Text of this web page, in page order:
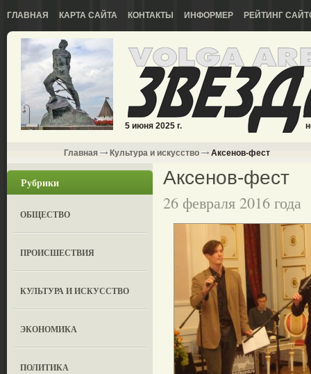
ГЛАВНАЯ КАРТА САЙТА КОНТАКТЫ ИНФОРМЕР РЕЙТИНГ
5 июня 2025 г.
Главная Культура и искусство Аксенов-фест
Рубрики
ОБЩЕСТВО
ПРОИСШЕСТВИЯ
КУЛЬТУРА И ИСКУССТВО
ЭКОНОМИКА
ПОЛИТИКА
Аксенов-фест
26 февраля 2016 года